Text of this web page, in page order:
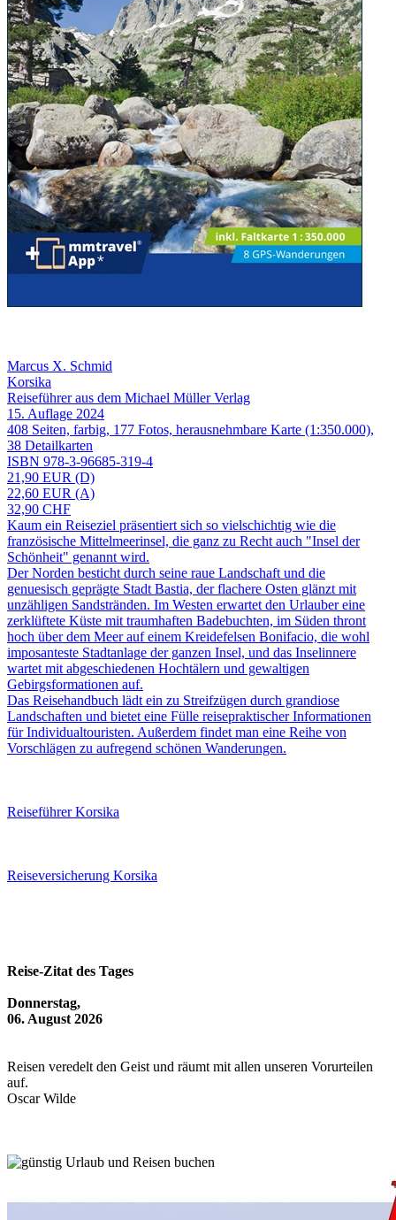
Marcus X. Schmid
Korsika
Reiseführer aus dem Michael Müller Verlag
15. Auflage 2024
408 Seiten, farbig, 177 Fotos, herausnehmbare Karte (1:350.000),
38 Detailkarten
ISBN 978-3-96685-319-4
21,90 EUR (D)
22,60 EUR (A)
32,90 CHF
Kaum ein Reiseziel präsentiert sich so vielschichtig wie die
französische Mittelmeerinsel, die ganz zu Recht auch "Insel der
Schönheit" genannt wird.
Der Norden besticht durch seine raue Landschaft und die
genuesisch geprägte Stadt Bastia, der flachere Osten glänzt mit
unzähligen Sandstränden. Im Westen erwartet den Urlauber eine
zerklüftete Küste mit traumhaften Badebuchten, im Süden thront
hoch über dem Meer auf einem Kreidefelsen Bonifacio, die wohl
imposanteste Stadtanlage der ganzen Insel, und das Inselinnere
wartet mit abgeschiedenen Hochtälern und gewaltigen
Gebirgsformationen auf.
Das Reisehandbuch lädt ein zu Streifzügen durch grandiose
Landschaften und bietet eine Fülle reisepraktischer Informationen
für Individualtouristen. Außerdem findet man eine Reihe von
Vorschlägen zu aufregend schönen Wanderungen.
Reiseführer Korsika
Reiseversicherung Korsika
Reise-Zitat des Tages
Donnerstag,
06. August 2026
Reisen veredelt den Geist und räumt mit allen unseren Vorurteilen
auf.
Oscar Wilde